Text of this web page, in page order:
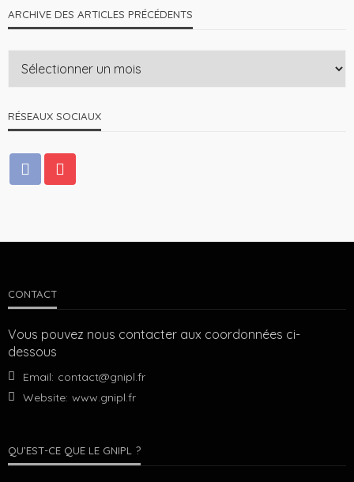
ARCHIVE DES ARTICLES PRÉCÉDENTS
RÉSEAUX SOCIAUX
CONTACT
Vous pouvez nous contacter aux coordonnées ci-
dessous
Email: contact@gnipl.fr
Website: www.gnipl.fr
QU’EST-CE QUE LE GNIPL ?